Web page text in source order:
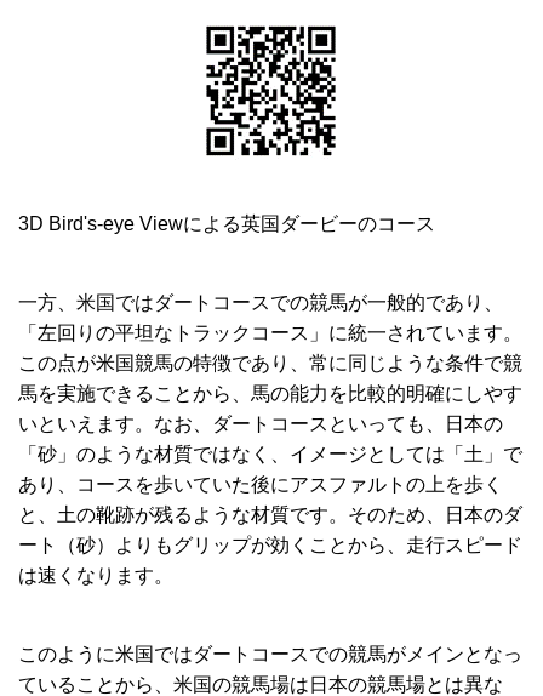
3D Bird's-eye Viewによる英国ダービーのコース
一方、米国ではダートコースでの競馬が一般的であり、
「左回りの平坦なトラックコース」に統一されています。
この点が米国競馬の特徴であり、常に同じような条件で競
馬を実施できることから、馬の能力を比較的明確にしやす
いといえます。なお、ダートコースといっても、日本の
「砂」のような材質ではなく、イメージとしては「土」で
あり、コースを歩いていた後にアスファルトの上を歩く
と、土の靴跡が残るような材質です。そのため、日本のダ
ート（砂）よりもグリップが効くことから、走行スピード
は速くなります。
このように米国ではダートコースでの競馬がメインとなっ
ていることから、米国の競馬場は日本の競馬場とは異な